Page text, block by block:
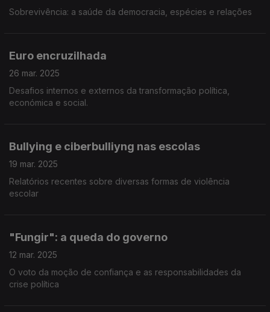
Sobrevivência: a saúde da democracia, espécies e relações
Euro encruzilhada
26 mar. 2025
Desafios internos e externos da transformação política,
económica e social.
Bullying e ciberbulliyng nas escolas
19 mar. 2025
Relatórios recentes sobre diversas formas de violência
escolar
"Fungir": a queda do governo
12 mar. 2025
O voto da moção de confiança e as responsabilidades da
crise política